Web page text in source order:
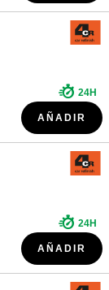
24H
AÑADIR
24H
AÑADIR